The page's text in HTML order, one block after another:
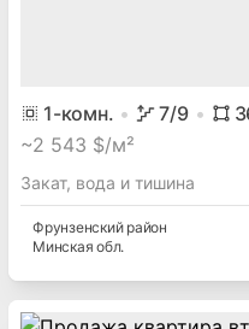
1-комн. 7/9
~2 543 $/м²
Закат, вода и тишина
Фрунзенский район
Минская обл.